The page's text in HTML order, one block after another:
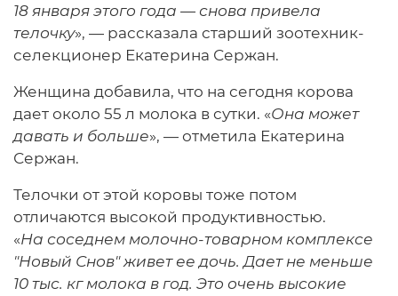
18 января этого года — снова привела
телочку», — рассказала старший зоотехник-
селекционер Екатерина Сержан.
Женщина добавила, что на сегодня корова
дает около 55 л молока в сутки. «Она может
давать и больше», — отметила Екатерина
Сержан.
Телочки от этой коровы тоже потом
отличаются высокой продуктивностью.
«На соседнем молочно-товарном комплексе
"Новый Снов" живет ее дочь. Дает не меньше
10 тыс. кг молока в год. Это очень высокие